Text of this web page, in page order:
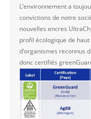
L’environnement a
convictions de notre
nouvelles encres
profil écologique de
d’organismes reconnus
donc certifiés